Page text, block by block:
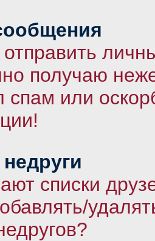
получаю
спам или
списки